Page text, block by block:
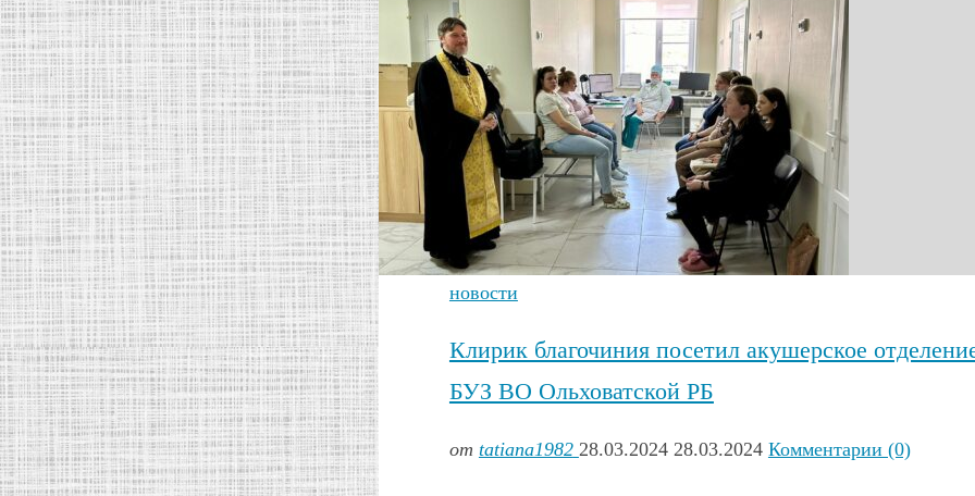
новости
Клирик благочиния посетил акушерское
БУЗ ВО Ольховатской РБ
от tatiana1982 28.03.2024 28.03.2024 Комментарии (0)